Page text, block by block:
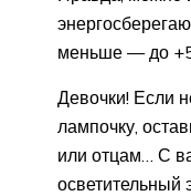
меньше — до
Девочки! Если
лампочку,
или отцам… С
осветительный